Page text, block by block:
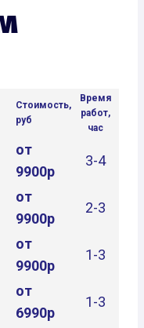
Стоимость,
руб
Время
работ,
час
от
9900р
3-4
от
9900р
2-3
от
9900р
1-3
от
6990р
1-3